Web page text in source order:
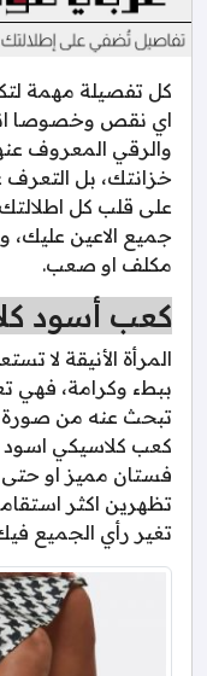
كل تفصيلة مهمة
اي نقص وخصوصا
والرقي المعروف
خزانتك، بل
على قلب كل
جميع الاعين
مكلف او صعب.
كعب أسود
المرأة الأنيقة لا
ببطء وكرامة، فهي
تبحث عنه من صورة
كعب كلاسيكي اسود
فستان مميز او
تظهرين اكثر
تغير رأي الجميع